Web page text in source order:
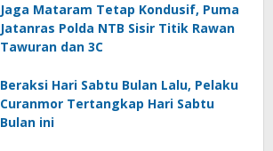
Jaga Mataram Tetap Kondusif, Puma
Jatanras Polda NTB Sisir Titik Rawan
Tawuran dan 3C
Beraksi Hari Sabtu Bulan Lalu, Pelaku
Curanmor Tertangkap Hari Sabtu
Bulan ini